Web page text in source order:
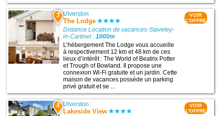
3 Ulverston
The Lodge
Distance Location de vacances-Staveley-
in-Cartmel :1000m
L’hébergement The Lodge vous accueille
à respectivement 12 km et 48 km de ces
lieux d’intérêt : The World of Beatrix Potter
et Trough of Bowland. Il propose une
connexion Wi-Fi gratuite et un jardin. Cette
maison de vacances possède un parking
privé gratuit et se ...
VOIR
L'OFFRE
4 Ulverston
Lakeside View
VOIR
L'OFFRE